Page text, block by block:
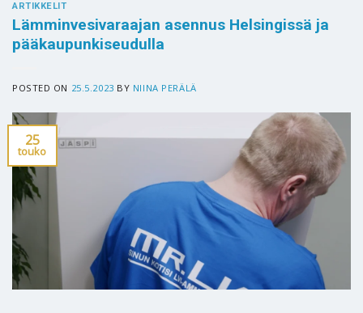
ARTIKKELIT
Lämminvesivaraajan asennus Helsingissä ja
pääkaupunkiseudulla
POSTED ON 25.5.2023 BY NIINA PERÄLÄ
25
touko